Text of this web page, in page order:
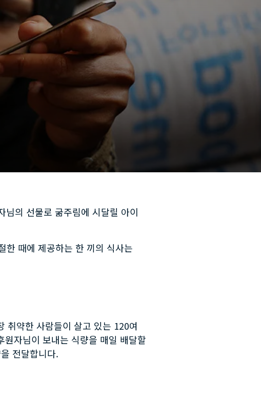
의 선물로 굶주림에 시달릴 아이
한 때에 제공하는 한 끼의 식사는
취약한 사람들이 살고 있는 120여
자님이 보내는 식량을 매일 배달할
전달합니다.